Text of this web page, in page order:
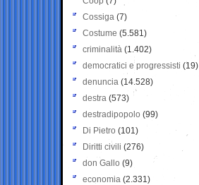
Cossiga (7)
Costume (5.581)
criminalità (1.402)
democratici e progressisti (19)
denuncia (14.528)
destra (573)
destradipopolo (99)
Di Pietro (101)
Diritti civili (276)
don Gallo (9)
economia (2.331)